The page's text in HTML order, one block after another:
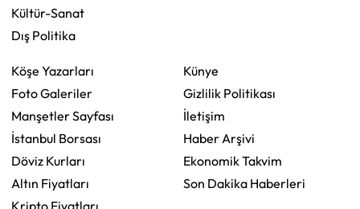
Kültür-Sanat
Dış Politika
Köşe Yazarları
Foto Galeriler
Manşetler Sayfası
İstanbul Borsası
Döviz Kurları
Altın Fiyatları
Künye
Gizlilik Politikası
İletişim
Haber Arşivi
Ekonomik Takvim
Son Dakika Haberleri